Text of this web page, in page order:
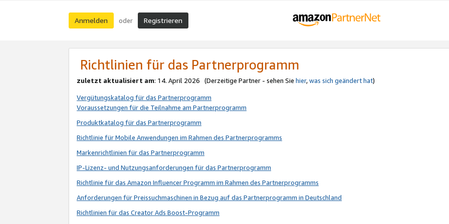
Anmelden oder Registrieren
Richtlinien für das Partnerprogramm
zuletzt aktualisiert am: 14. April 2026 (Derzeitige Partner - sehen Sie hier,was sich geändert hat)
Vergütungskatalog für das Partnerprogramm
Voraussetzungen für die Teilnahme am Partnerprogramm
Produktkatalog für das Partnerprogramm
Richtlinie für Mobile Anwendungen im Rahmen des Partnerprogramms
Markenrichtlinien für das Partnerprogramm
IP-Lizenz- und Nutzungsanforderungen für das Partnerprogramm
Richtlinie für das Amazon Influencer Programm im Rahmen des Partnerprogramms
Anforderungen für Preissuchmaschinen in Bezug auf das Partnerprogramm in Deutschland
Richtlinien für das Creator Ads Boost-Programm